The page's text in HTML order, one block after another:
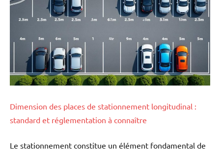
Dimension des places de stationnement longitudinal :
standard et réglementation à connaître
Le stationnement constitue un élément fondamental de